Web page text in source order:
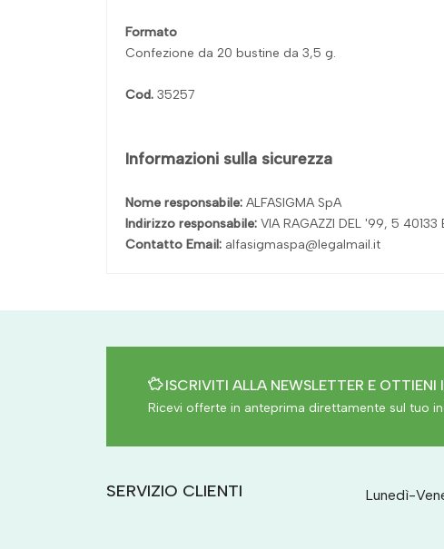
Formato
Confezione da 20 bustine da 3,5 g.
Cod. 35257
Informazioni sulla sicurezza
Nome responsabile: ALFASIGMA SpA
Indirizzo responsabile: VIA RAGAZZI DEL '99, 5 40133
Contatto Email: alfasigmaspa@legalmail.it
ISCRIVITI ALLA NEWSLETTER E OTTIENI
Ricevi offerte in anteprima direttamente sul tuo
SERVIZIO CLIENTI Lunedì-